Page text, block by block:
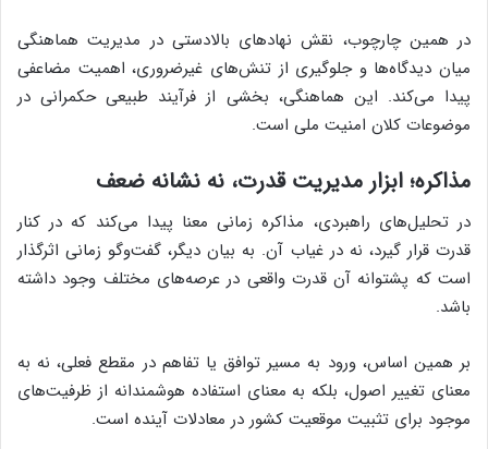
در همین چارچوب، نقش نهادهای بالادستی در مدیریت هماهنگی
میان دیدگاه‌ها و جلوگیری از تنش‌های غیرضروری، اهمیت مضاعفی
پیدا می‌کند. این هماهنگی، بخشی از فرآیند طبیعی حکمرانی در
موضوعات کلان امنیت ملی است.
مذاکره؛ ابزار مدیریت قدرت، نه نشانه ضعف
در تحلیل‌های راهبردی، مذاکره زمانی معنا پیدا می‌کند که در کنار
قدرت قرار گیرد، نه در غیاب آن. به بیان دیگر، گفت‌وگو زمانی اثرگذار
است که پشتوانه آن قدرت واقعی در عرصه‌های مختلف وجود داشته
باشد.
بر همین اساس، ورود به مسیر توافق یا تفاهم در مقطع فعلی، نه به
معنای تغییر اصول، بلکه به معنای استفاده هوشمندانه از ظرفیت‌های
موجود برای تثبیت موقعیت کشور در معادلات آینده است.